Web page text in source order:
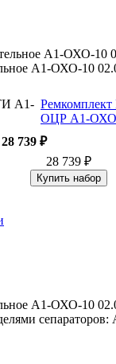
А1-ОХО-10
ОЦР А1-
28 739 ₽
28 739 ₽
Купить набор
А1-ОХО-10